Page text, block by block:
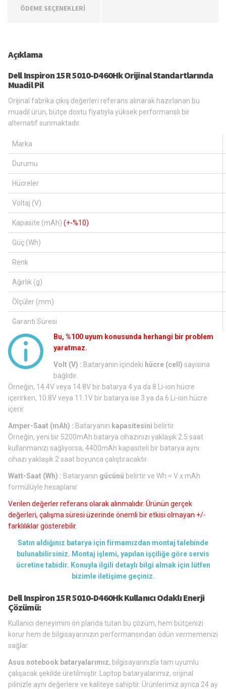
ÖDEME SEÇENEKLERİ
Açıklama
Dell Inspiron 15R 5010-D460Hk Orijinal Standartlarında
Muadil Pil
Orijinal fabrika çıkış değerleri referans alınarak hazırlanan bu
muadil ürün, bütçe dostu fiyatıyla yüksek performanslı bir
alternatif sunmaktadır.
Marka
Durumu
Hücreler
Voltaj (V)
Kapasite (mAh) (+-%10)
Güç (Wh)
Renk
Ağırlık (g)
Ölçüler (mm)
Garanti Süresi
Bu, %100 uyum konusunda herhangi bir problem
yaratmaz.
Volt (V) : Bataryanın içindeki hücre (cell) sayısına
bağlıdır.
Örneğin, 14.4V veya 14.8V bir batarya 4 ya da 8 Li-ion hücre
içerirken, 10.8V veya 11.1V bir batarya ise 3 ya da 6 Li-ion hücre
içerir.
Amper-Saat (mAh) : Bataryanın kapasitesini belirtir.
Örneğin, yeni bir 5200mAh batarya cihazınızı yaklaşık 2.5 saat
kullanmanızı sağlıyorsa, 4400mAh kapasiteli bir batarya aynı
cihazı yaklaşık 2 saat boyunca çalıştıracaktır.
Watt-Saat (Wh) : Bataryanın gücünü belirtir ve Wh = V x mAh
formülüyle hesaplanır
Verilen değerler referans olarak alınmalıdır. Ürünün gerçek
değerleri, çalışma süresi üzerinde önemli bir etkisi olmayan +/-
farklılıklar gösterebilir.
Satın aldığınız batarya için firmamızdan montaj talebinde
bulunabilirsiniz. Montaj işlemi, yapılan işçiliğe göre servis
ücretine tabidir. Konuyla ilgili detaylı bilgi almak için lütfen
bizimle iletişime geçiniz.
Dell Inspiron 15R 5010-D460Hk Kullanıcı Odaklı Enerji
Çözümü:
Kullanıcı deneyimini ön planda tutan bu çözüm, hem bütçenizi
korur hem de bilgisayarınızın performansından ödün vermemenizi
sağlar.
Asus notebook bataryalarımız, bilgisayarınızla tam uyumlu
çalışacak şekilde üretilmiştir. Laptop bataryalarımız, orijinal
pilinizle aynı değerlere ve kaliteye sahiptir. Ürünlerimiz ayrıca 24 ay